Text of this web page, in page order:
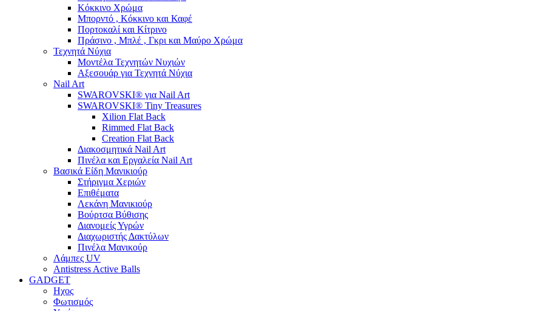
Κόκκινο Χρώμα
Μπορντό , Κόκκινο και Καφέ
Πορτοκαλί και Κίτρινο
Πράσινο , Μπλέ , Γκρι και Μαύρο Χρώμα
Τεχνητά Νύχια
Μοντέλα Τεχνητών Νυχιών
Αξεσουάρ για Τεχνητά Νύχια
Nail Art
SWAROVSKI® για Nail Art
SWAROVSKI® Tiny Treasures
Xilion Flat Back
Rimmed Flat Back
Creation Flat Back
Διακοσμητικά Nail Art
Πινέλα και Εργαλεία Nail Art
Βασικά Είδη Μανικιούρ
Στήριγμα Χεριών
Επιθέματα
Λεκάνη Μανικιούρ
Βούρτσα Βύθισης
Διανομείς Υγρών
Διαχωριστής Δακτύλων
Πινέλα Μανικούρ
Λάμπες UV
Antistress Active Balls
GADGET
Ηχος
Φωτισμός